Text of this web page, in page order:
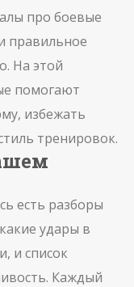
про боевые
правильное
На этой
помогают
избежать
тренировок.
есть разборы
удары в
и список
Каждый